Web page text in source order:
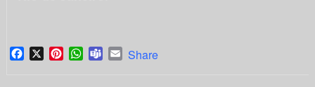
Facebook
X PinterestWhatsApp
TeamsEmail
Share